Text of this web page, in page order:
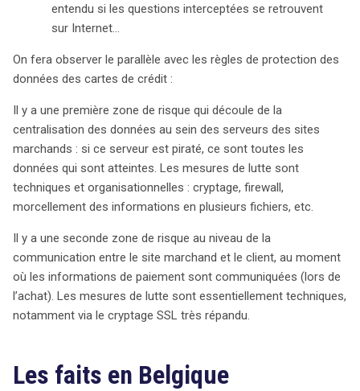
entendu si les questions interceptées se retrouvent
sur Internet…
On fera observer le parallèle avec les règles de protection des
données des cartes de crédit :
Il y a une première zone de risque qui découle de la
centralisation des données au sein des serveurs des sites
marchands : si ce serveur est piraté, ce sont toutes les
données qui sont atteintes. Les mesures de lutte sont
techniques et organisationnelles : cryptage, firewall,
morcellement des informations en plusieurs fichiers, etc.
Il y a une seconde zone de risque au niveau de la
communication entre le site marchand et le client, au moment
où les informations de paiement sont communiquées (lors de
l’achat). Les mesures de lutte sont essentiellement techniques,
notamment via le cryptage SSL très répandu.
Les faits en Belgique